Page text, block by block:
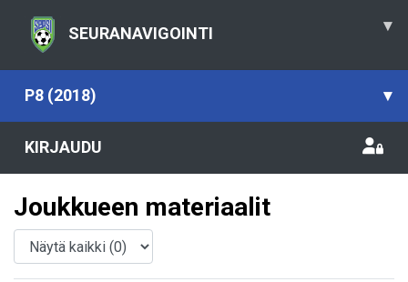
SEURANAVIGOINTI ▾
P8 (2018) ▾
KIRJAUDU
Joukkueen materiaalit